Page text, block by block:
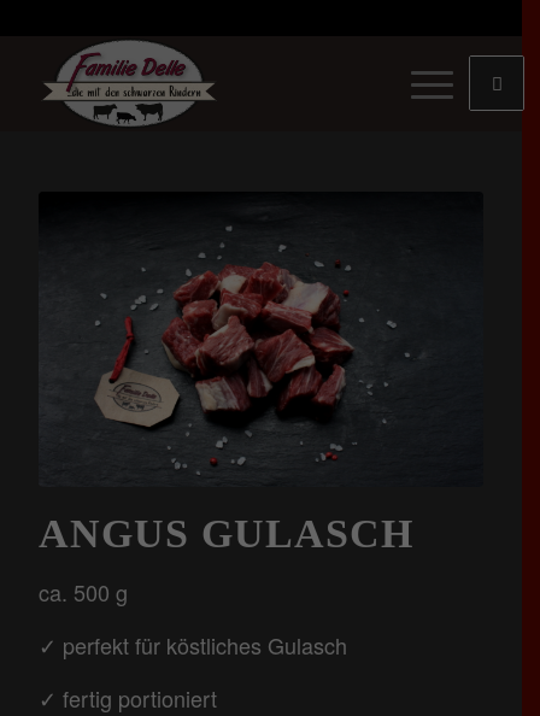
ANGUS GULASCH
ca. 500 g
✓ perfekt für köstliches Gulasch
✓ fertig portioniert